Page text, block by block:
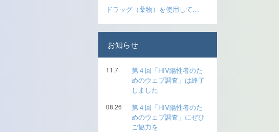
ドラッグ（薬物）を使用して…
お知らせ
11.7
第４回「HIV陽性者のた
めのウェブ調査」は終了
しました
08.26
第４回「HIV陽性者のた
めのウェブ調査」にぜひ
ご協力を